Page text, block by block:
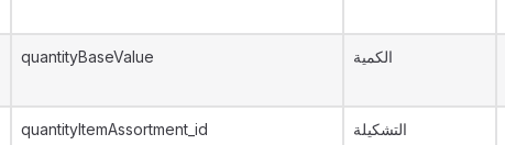
quantityBaseValue الكمية
quantityItemAssortment_id التشكيلة